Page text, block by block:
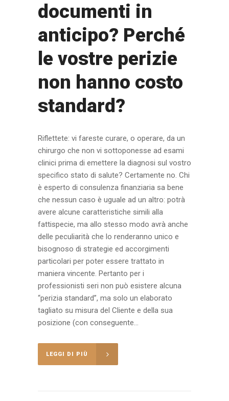
documenti in
anticipo? Perché
le vostre perizie
non hanno costo
standard?
Riflettete: vi fareste curare, o operare, da un
chirurgo che non vi sottoponesse ad esami
clinici prima di emettere la diagnosi sul vostro
specifico stato di salute? Certamente no. Chi
è esperto di consulenza finanziaria sa bene
che nessun caso è uguale ad un altro: potrà
avere alcune caratteristiche simili alla
fattispecie, ma allo stesso modo avrà anche
delle peculiarità che lo renderanno unico e
bisognoso di strategie ed accorgimenti
particolari per poter essere trattato in
maniera vincente. Pertanto per i
professionisti seri non può esistere alcuna
“perizia standard”, ma solo un elaborato
tagliato su misura del Cliente e della sua
posizione (con conseguente...
LEGGI DI PIÙ